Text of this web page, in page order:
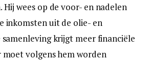
wees op de voor- en nadelen
inkomsten uit de olie- en
samenleving krijgt meer financiële
moet volgens hem worden